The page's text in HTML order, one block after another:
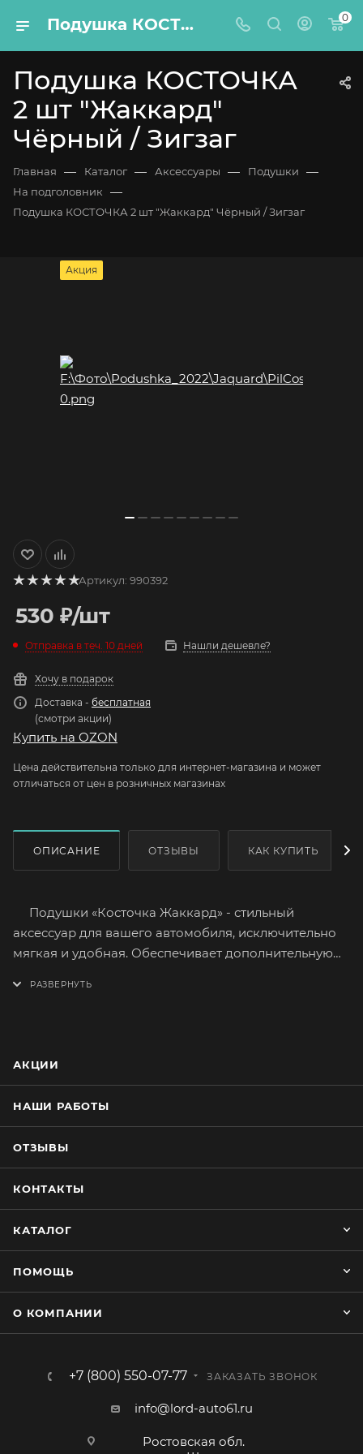
Подушка КОСТОЧКА 2 шт "Жаккард" Чёрный / Зигзаг 0
Подушка КОСТОЧКА
2 шт "Жаккард"
Чёрный / Зигзаг
Главная — Каталог — Аксессуары — Подушки —
На подголовник —
Подушка КОСТОЧКА 2 шт "Жаккард" Чёрный / Зигзаг
Акция
Артикул: 990392
530 ₽/шт
Отправка в теч. 10 дней Нашли дешевле?
Хочу в подарок
Доставка - бесплатная
(смотри акции)
Купить на OZON
Цена действительна только для интернет-магазина и может
отличаться от цен в розничных магазинах
ОПИСАНИЕ ОТЗЫВЫ КАК КУПИТЬ
Подушки «Косточка Жаккард» - стильный
аксессуар для вашего автомобиля, исключительно
мягкая и удобная. Обеспечивает дополнительную
Лицевая сторона изготовлена из
Сшита из качественных материалов приятных на
Наполнитель - холлофайбер.
застёжке «Фастекс» и прочной ленте.
АКЦИИ
НАШИ РАБОТЫ
ОТЗЫВЫ
КОНТАКТЫ
КАТАЛОГ
ПОМОЩЬ
О КОМПАНИИ
+7 (800) 550-07-77 ЗАКАЗАТЬ ЗВОНОК
info@lord-auto61.ru
Ростовская обл.